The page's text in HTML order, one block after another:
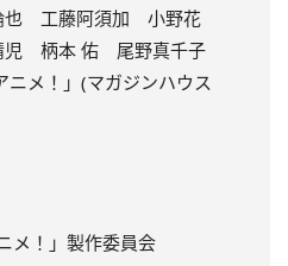
也 工藤阿須加 小野花
柄本 佑 尾野真千子
ニメ！」(マガジンハウス
メ！」製作委員会